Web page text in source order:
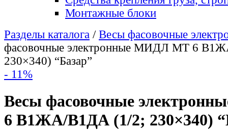
Монтажные блоки
Разделы каталога / Весы фасовочные
фасовочные электронные МИДЛ МТ 6
230×340) “Базар”
- 11%
Весы фасовочные
6 В1ЖА/В1ДА (1/2; 230×340)